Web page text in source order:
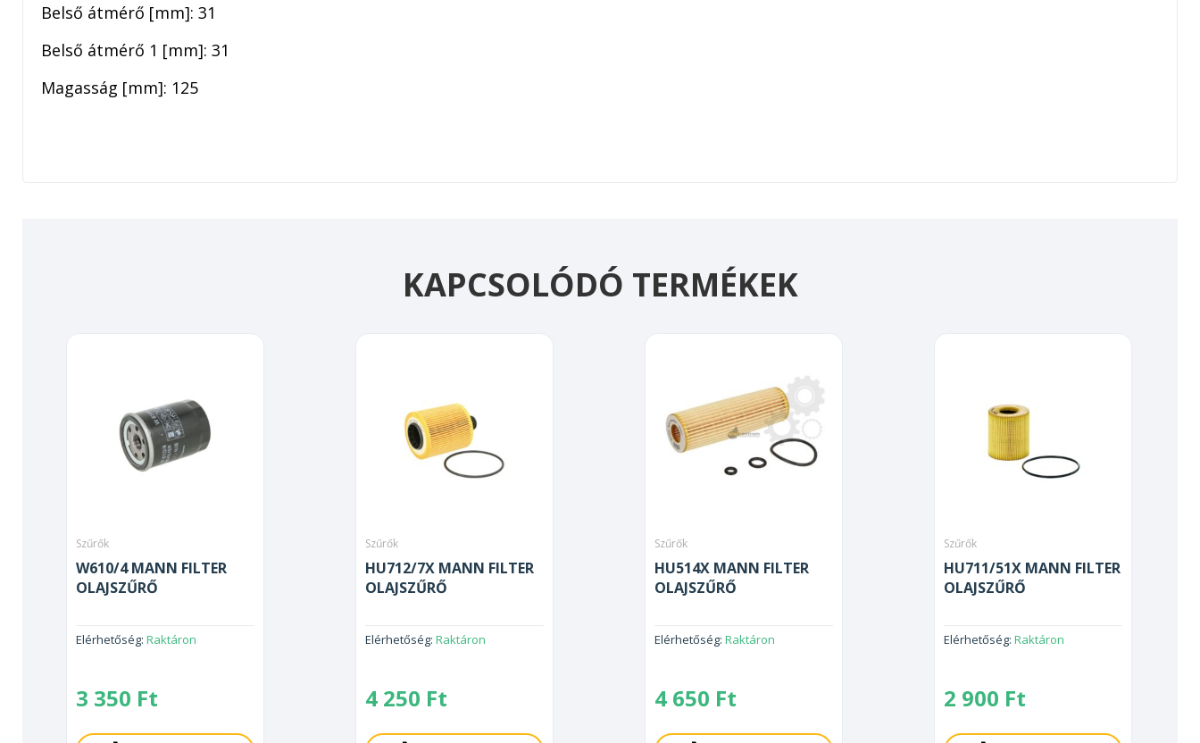
Belső átmérő [mm]: 31
Belső átmérő 1 [mm]: 31
Magasság [mm]: 125
KAPCSOLÓDÓ TERMÉKEK
Szűrők
W610/4 MANN FILTER
OLAJSZŰRŐ
Elérhetőség: Raktáron
3 350 Ft
Szűrők
HU712/7X MANN FILTER
OLAJSZŰRŐ
Elérhetőség: Raktáron
4 250 Ft
Szűrők
HU514X MANN FILTER
OLAJSZŰRŐ
Elérhetőség: Raktáron
4 650 Ft
Szűrők
HU711/51X MANN FILTER
OLAJSZŰRŐ
Elérhetőség: Raktáron
2 900 Ft